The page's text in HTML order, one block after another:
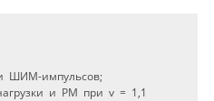
ШИМ-импульсов;
и РМ при v = 1,1